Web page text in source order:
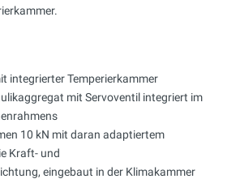
integrierter Temperierkammer
mit Servoventil integriert im
10 kN mit daran adaptiertem
Kraft- und
eingebaut in der Klimakammer